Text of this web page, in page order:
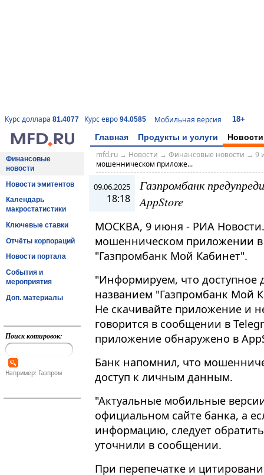
Курс доллара 81.4077 Курс евро 94.0585 Мобильная версия 18+
Главная Продукты и услуги Новости
Финансовые
новости
Новости эмитентов
Календарь
макростатистики
Ключевые ставки
Отчёты корпораций
Новости портала
События и
мероприятия
Доп. материалы
Поиск котировок:
Например: Газпром
mfd.ru→ Новости → Финансовые новости → 9
мошенническом приложе...
09.06.2025
18:18
Газпромбанк
AppStore
МОСКВА, 9 июня - РИА
мошенническом приложении
"Газпромбанк Мой Кабинет".
"Информируем, что доступное
названием "Газпромбанк Мой
Не скачивайте приложение и
говорится в сообщении в
приложение обнаружено в
Банк напомнил, что
доступ к личным данным.
"Актуальные мобильные
официальном сайте банка, а
информацию, следует
уточнили в сообщении.
При перепечатке и